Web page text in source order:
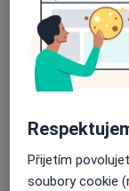
Purkyňova
Na této
Co mám v
Přijetím
soubory cookie